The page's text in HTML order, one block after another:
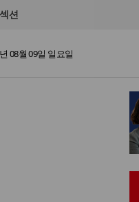
섹션
08월 09일 일요일